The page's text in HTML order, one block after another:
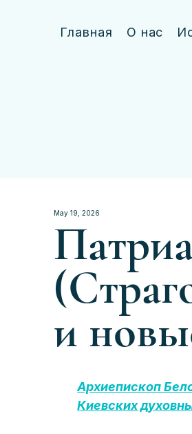
Главная О нас
May 19, 2026
и
Архиепископ
Киевских